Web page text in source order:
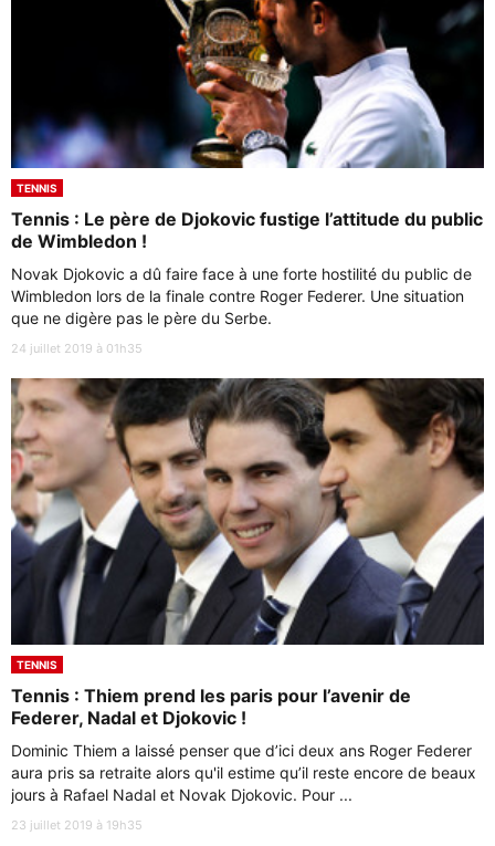
TENNIS
Tennis : Le père de Djokovic fustige l’attitude du public
de Wimbledon !
Novak Djokovic a dû faire face à une forte hostilité du public de
Wimbledon lors de la finale contre Roger Federer. Une situation
que ne digère pas le père du Serbe.
24 juillet 2019 à 01h35
TENNIS
Tennis : Thiem prend les paris pour l’avenir de
Federer, Nadal et Djokovic !
Dominic Thiem a laissé penser que d’ici deux ans Roger Federer
aura pris sa retraite alors qu'il estime qu’il reste encore de beaux
jours à Rafael Nadal et Novak Djokovic. Pour ...
23 juillet 2019 à 19h35